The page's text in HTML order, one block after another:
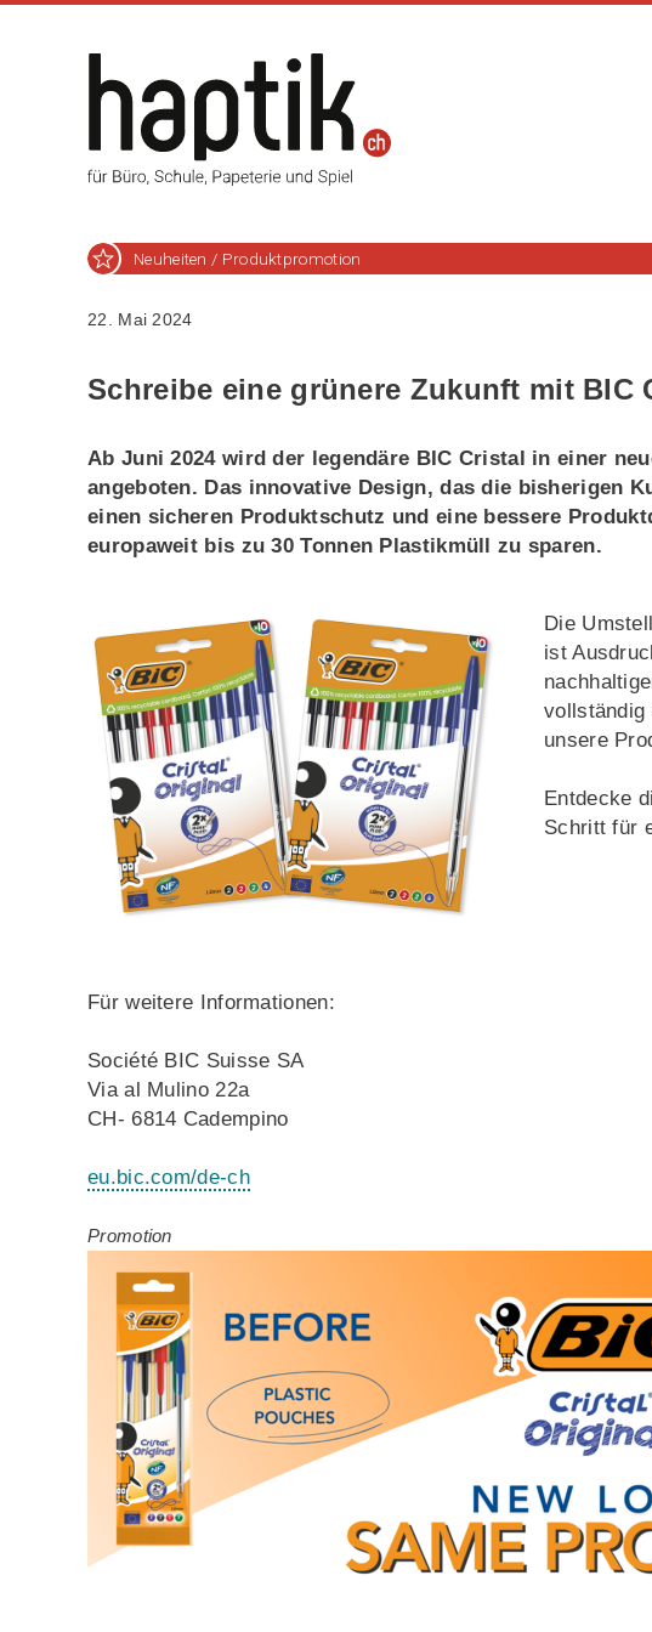
Neuheiten / Produktpromotion
22. Mai 2024
Schreibe eine grünere Zukunft mit BIC
Ab Juni 2024 wird der legendäre BIC Cristal in einer
angeboten. Das innovative Design, das die bisherigen
einen sicheren Produktschutz und eine bessere
europaweit bis zu 30 Tonnen Plastikmüll zu sparen.
Die
ist
vollständig
unsere
Entdecke
Schritt für
Für weitere Informationen:
Société BIC Suisse SA
Via al Mulino 22a
CH- 6814 Cadempino
eu.bic.com/de-ch
Promotion